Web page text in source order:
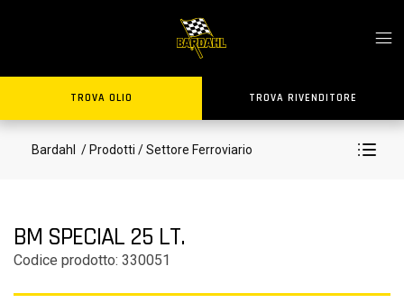
TROVA OLIO TROVA RIVENDITORE
Bardahl / Prodotti / Settore Ferroviario
BM SPECIAL 25 LT.
Codice prodotto: 330051